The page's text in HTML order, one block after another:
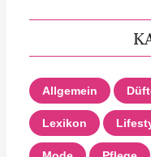
Allgemein
Lexikon